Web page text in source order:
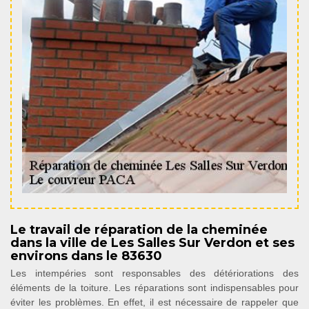
Le travail de réparation de la cheminée
dans la ville de Les Salles Sur Verdon et ses
environs dans le 83630
Les intempéries sont responsables des détériorations des
éléments de la toiture. Les réparations sont indispensables pour
éviter les problèmes. En effet, il est nécessaire de rappeler que